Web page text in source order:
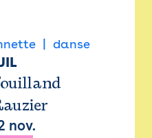
danse
nov.